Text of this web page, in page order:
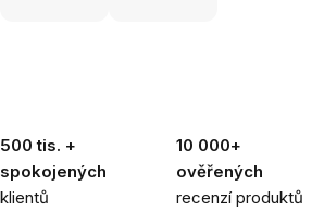
500 tis. +
spokojených
klientů
10 000+
ověřených
recenzí produktů